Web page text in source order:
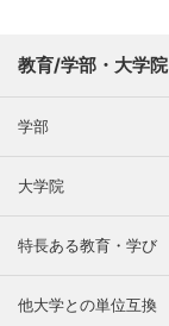
教育/学部・大学院
学部
大学院
特長ある教育・学び
他大学との単位互換